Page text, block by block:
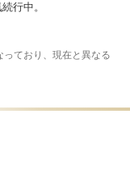
行中。
ており、現在と異なる